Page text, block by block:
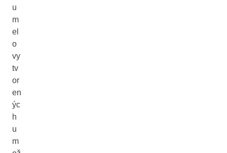
u
m
el
o
vy
tv
or
en
ýc
h
u
m